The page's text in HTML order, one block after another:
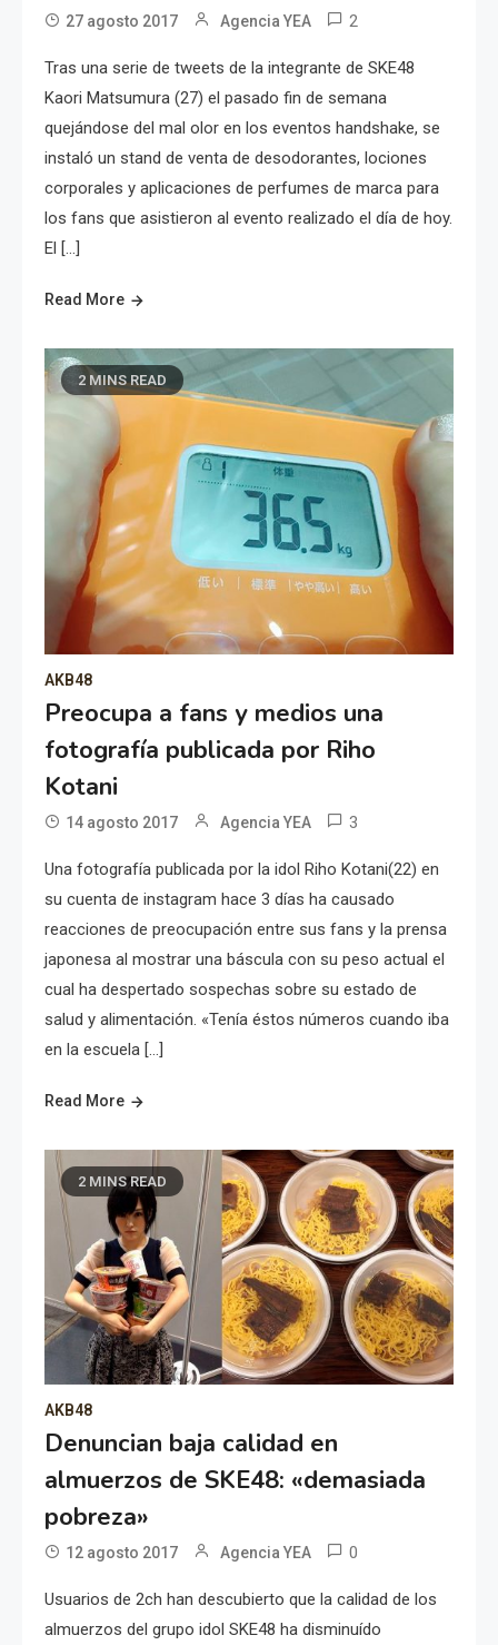
27 agosto 2017 Agencia YEA 2
Tras una serie de tweets de la integrante de SKE48
Kaori Matsumura (27) el pasado fin de semana
quejándose del mal olor en los eventos handshake, se
instaló un stand de venta de desodorantes, lociones
corporales y aplicaciones de perfumes de marca para
los fans que asistieron al evento realizado el día de hoy.
El […]
Read More
2 MINS READ
AKB48
Preocupa a fans y medios una
fotografía publicada por Riho
Kotani
14 agosto 2017 Agencia YEA 3
Una fotografía publicada por la idol Riho Kotani(22) en
su cuenta de instagram hace 3 días ha causado
reacciones de preocupación entre sus fans y la prensa
japonesa al mostrar una báscula con su peso actual el
cual ha despertado sospechas sobre su estado de
salud y alimentación. «Tenía éstos números cuando iba
en la escuela […]
Read More
2 MINS READ
AKB48
Denuncian baja calidad en
almuerzos de SKE48: «demasiada
pobreza»
12 agosto 2017 Agencia YEA 0
Usuarios de 2ch han descubierto que la calidad de los
almuerzos del grupo idol SKE48 ha disminuído